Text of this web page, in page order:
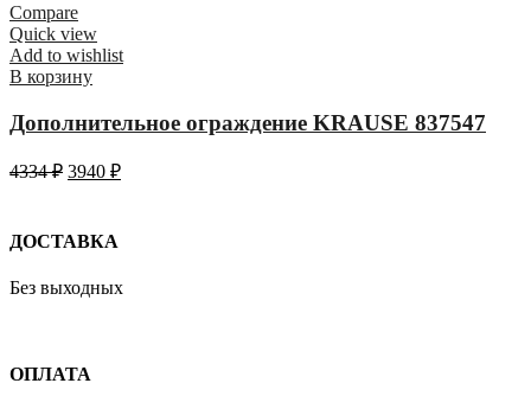
Compare
Quick view
Add to wishlist
В корзину
Дополнительное ограждение KRAUSE 837547
4334₽ 3940 ₽
ДОСТАВКА
Без выходных
ОПЛАТА